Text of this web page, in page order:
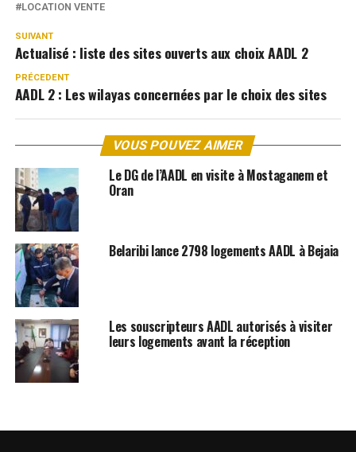
LOCATION VENTE
SUIVANT
Actualisé : liste des sites ouverts aux choix AADL 2
PRÉCEDENT
AADL 2 : Les wilayas concernées par le choix des sites
VOUS POUVEZ AIMER
Le DG de l’AADL en visite à Mostaganem et
Oran
Belaribi lance 2798 logements AADL à Bejaia
Les souscripteurs AADL autorisés à visiter
leurs logements avant la réception